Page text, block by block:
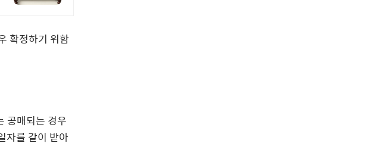
확정하기 위함
공매되는 경우
자를 같이 받아